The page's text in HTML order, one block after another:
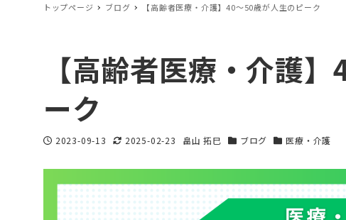
トップページ ブログ 【高齢者医療・介護】40〜50歳が人生のピーク
【高齢者医療・介護
ーク
投稿日
2023-09-13
更新日
2025-02-23
著
畠山 拓巳
カテゴリー
ブログ
カテゴリー
医療・介護